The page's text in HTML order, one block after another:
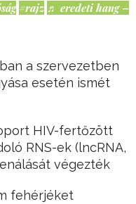
#rajz ♬ eredeti hang –
a szervezetben
esetén ismét
HIV-fertőzött
RNS-ek (lncRNA,
végezték
fehérjéket